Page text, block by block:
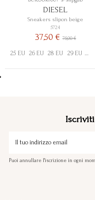
Sneakers slipon beige
DIESEL
5724
37,50 €75,00 €
25 EU 26 EU 28 EU 29 EU 30
Puoi annullare l'iscrizione in ogni